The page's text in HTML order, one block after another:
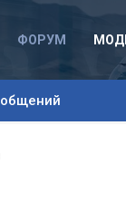
ФОРУМ